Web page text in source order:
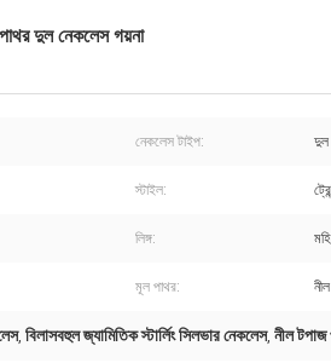
পাথর দুল নেকলেস গয়না
নেকলেস টাইপ: দুল
স্টাইল:
লিঙ্গ:
মূল পাথর:
, বিলাসবহুল জ্যামিতিক স্টার্লিং সিলভার নেকলেস, নীল টপাজ